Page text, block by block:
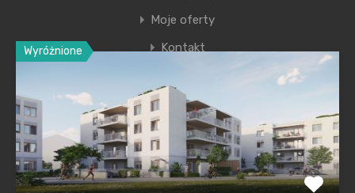
Wyróżnione
Moje oferty
Kontakt
Ostatnie wpisy
Nowa era Filharmonii Krakowskiej
Premiera nowego etapu inwestycji Krakowskie